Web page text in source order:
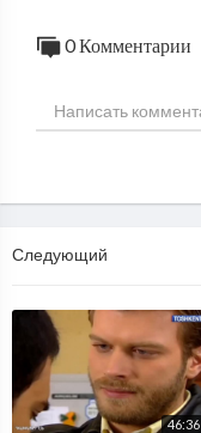
0 Комментарии
Следующий
46:36